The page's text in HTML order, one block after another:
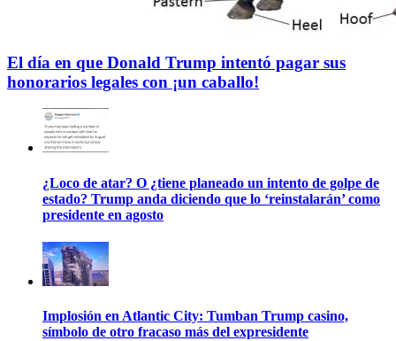
El día en que Donald Trump intentó pagar sus
honorarios legales con ¡un caballo!
¿Loco de atar? O ¿tiene planeado un intento de golpe de
estado? Trump anda diciendo que lo ‘reinstalarán’ como
presidente en agosto
Implosión en Atlantic City: Tumban Trump casino,
símbolo de otro fracaso más del expresidente